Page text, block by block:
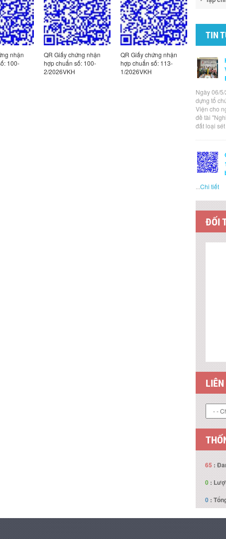
nhận
100-
QR Giấy chứng nhận
hợp chuẩn số: 100-
2/2026VKH
QR Giấy chứng nhận
hợp chuẩn số: 113-
1/2026VKH
hợp
5/
TIN
Ngày 06/
dựng tổ
Viện cho
đề tài
đất loại
...Chi tiết
ĐỐI
65 :
0 :
0 :